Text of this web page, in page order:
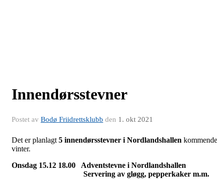
Innendørsstevner
Postet av Bodø Friidrettsklubb den 1. okt 2021
Det er planlagt 5 innendørsstevner i Nordlandshallen kommende
vinter.
Onsdag 15.12 18.00 Adventstevne i Nordlandshallen
Servering av gløgg, pepperkaker m.m.